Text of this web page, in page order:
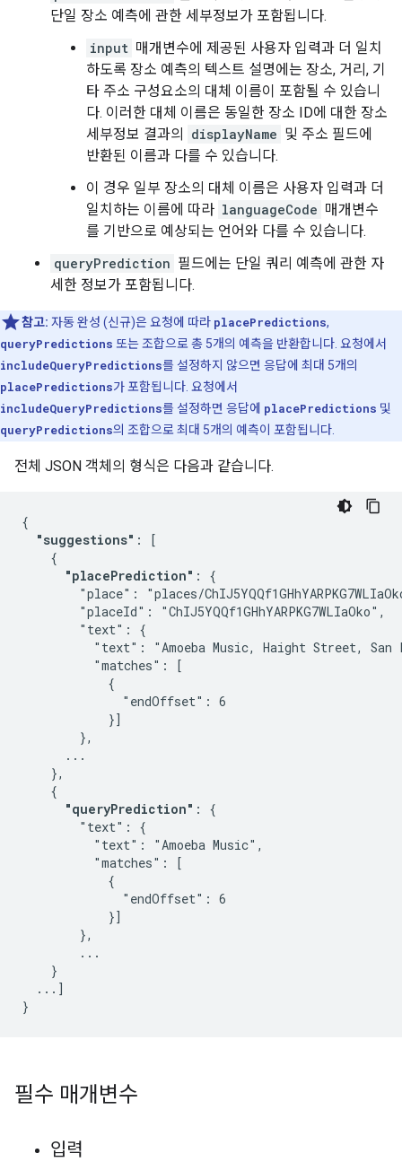
단일 장소 예측에 관한 세부정보가 포함됩니다.
input 매개변수에 제공된 사용자 입력과 더 일치
하도록 장소 예측의 텍스트 설명에는 장소, 거리, 기
타 주소 구성요소의 대체 이름이 포함될 수 있습니
다. 이러한 대체 이름은 동일한 장소 ID에 대한 장소
세부정보 결과의
displayName 및 주소 필드에
반환된 이름과 다를 수 있습니다.
이 경우 일부 장소의 대체 이름은 사용자 입력과 더
일치하는 이름에 따라 languageCode 매개변수
를 기반으로 예상되는 언어와 다를 수 있습니다.
queryPrediction 필드에는 단일 쿼리 예측에 관한 자
세한 정보가 포함됩니다.
참고: 자동 완성 (신규)은 요청에 따라 placePredictions,
queryPredictions 또는 조합으로 총 5개의 예측을 반환합니다. 요청에서
includeQueryPredictions를 설정하지 않으면 응답에 최대 5개의
placePredictions가 포함됩니다. 요청에서
includeQueryPredictions를 설정하면 응답에 placePredictions 및
queryPredictions의 조합으로 최대 5개의 예측이 포함됩니다.
전체 JSON 객체의 형식은 다음과 같습니다.
{
"suggestions" : [
    {
"placePrediction" : {
"place": "places/
        "placeId": "ChIJ5YQQf1GHhYARPKG7WLIaOko",
        "text": {
"text": "Amoeba Music, Haight Street, San
          "matches": [
            {
              "endOffset": 6
            }]
        },
      ...
    },
    {
"queryPrediction" : {
        "text": {
          "text": "Amoeba Music",
          "matches": [
            {
              "endOffset": 6
            }]
        },
        ...
    }
  ...]
}
필수 매개변수
입력